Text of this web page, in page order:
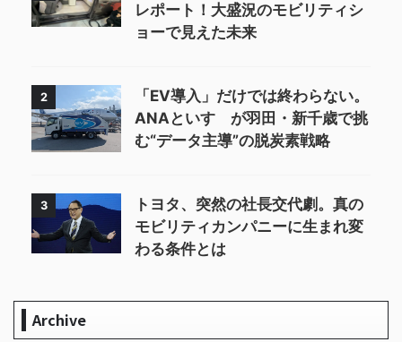
レポート！大盛況のモビリティシ
ョーで見えた未来
2
「EV導入」だけでは終わらない。
ANAといすゞが羽田・新千歳で挑
む“データ主導”の脱炭素戦略
3
トヨタ、突然の社長交代劇。真の
モビリティカンパニーに生まれ変
わる条件とは
Archive